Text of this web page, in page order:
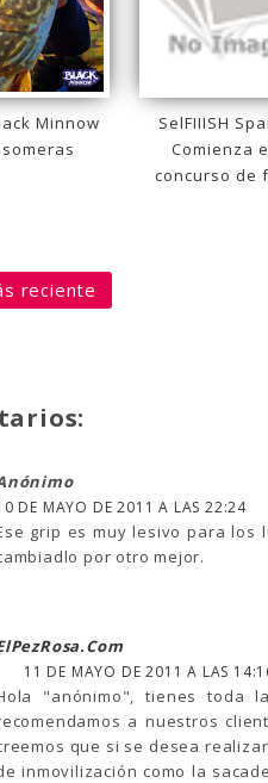
Minnow
SelFIIISH
Comienza
concurso de
reciente
DE MAYO DE 2011 A LAS 22:24
grip es muy lesivo para los
por otro mejor.
11 DE MAYO DE 2011 A LAS
"anónimo", tienes toda
a nuestros
que si se desea
inmovilización como la